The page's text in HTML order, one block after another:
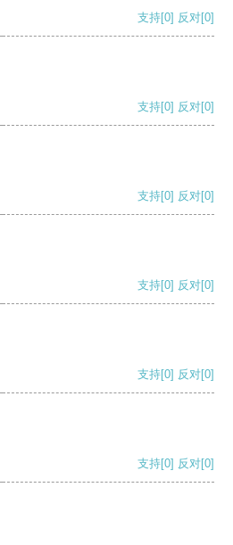
支持[0] 反对[0]
支持[0] 反对[0]
支持[0] 反对[0]
支持[0] 反对[0]
支持[0] 反对[0]
支持[0] 反对[0]